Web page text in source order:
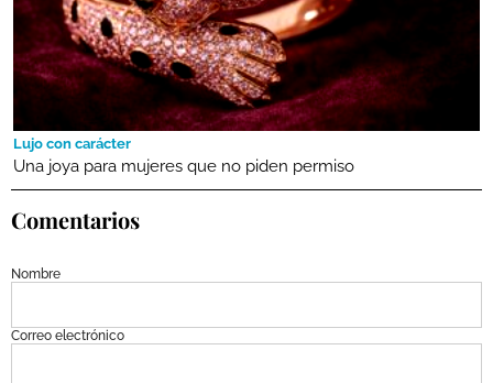
Lujo con carácter
Una joya para mujeres que no piden permiso
Comentarios
Nombre
Correo electrónico